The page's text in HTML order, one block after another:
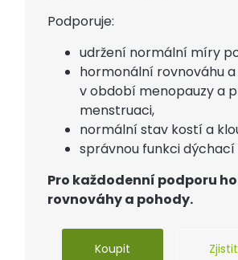
Podporuje:
udržení normální míry
hormonální rovnováhu
v období menopauzy a
menstruaci,
normální stav kostí a
správnou funkci dýchací
Pro každodenní podporu
rovnováhy a pohody.
Koupit